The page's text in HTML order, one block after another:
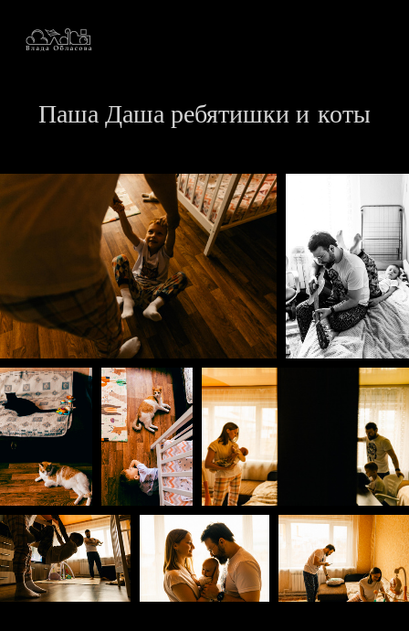
Паша Даша ребятишки и коты